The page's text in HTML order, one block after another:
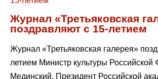
Журнал «Третьяковская
поздравляют с 15-летием
Журнал «Третьяковская галерея»
летием Министр культуры Российской
Мединский, Президент Российской